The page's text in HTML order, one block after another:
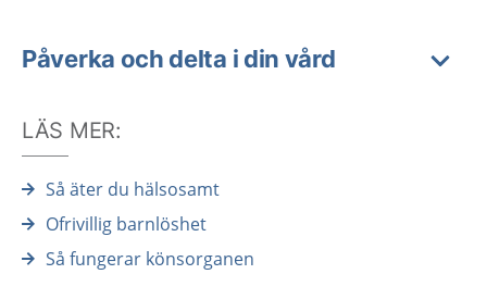
Påverka och delta i din vård
LÄS MER:
Så äter du hälsosamt
Ofrivillig barnlöshet
Så fungerar könsorganen